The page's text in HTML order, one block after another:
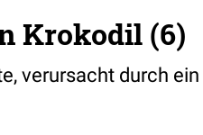
Krokodil (6)
verursacht durch